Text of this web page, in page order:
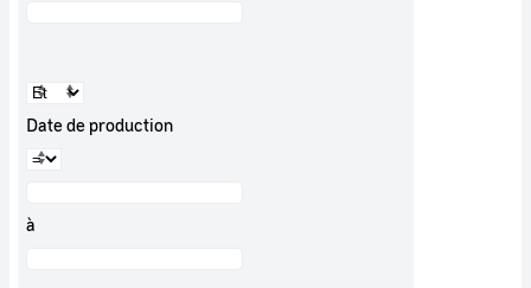
Date de production
à